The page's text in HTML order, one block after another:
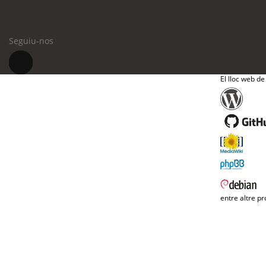
Seguiu-nos
El lloc web
entre altre